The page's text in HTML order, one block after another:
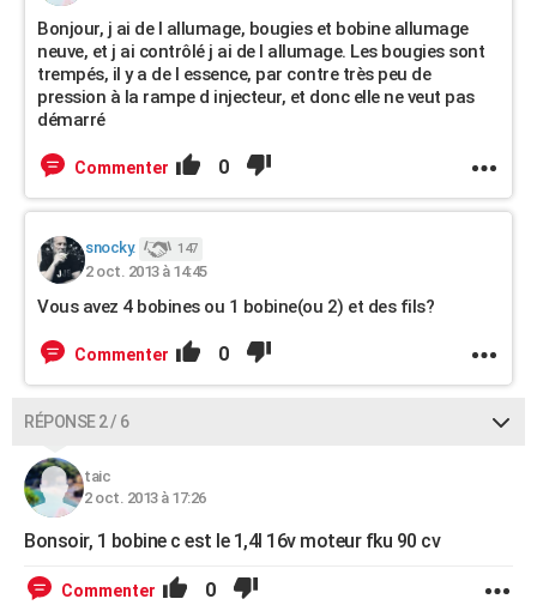
Bricolage
Lifestyle
Culture
Sport
Auto
Television
Voyage
Cinema
Bonjour, j ai de l allumage, bougies et bobine allumage
neuve, et j ai contrôlé j ai de l allumage. Les bougies sont
trempés, il y a de l essence, par contre très peu de
pression à la rampe d injecteur, et donc elle ne veut pas
démarré
Commenter 0
snocky. 147
2 oct. 2013 à 14:45
Vous avez 4 bobines ou 1 bobine(ou 2) et des fils?
Commenter 0
RÉPONSE 2 / 6
taic
2 oct. 2013 à 17:26
Bonsoir, 1 bobine c est le 1,4l 16v moteur fku 90 cv
Commenter 0